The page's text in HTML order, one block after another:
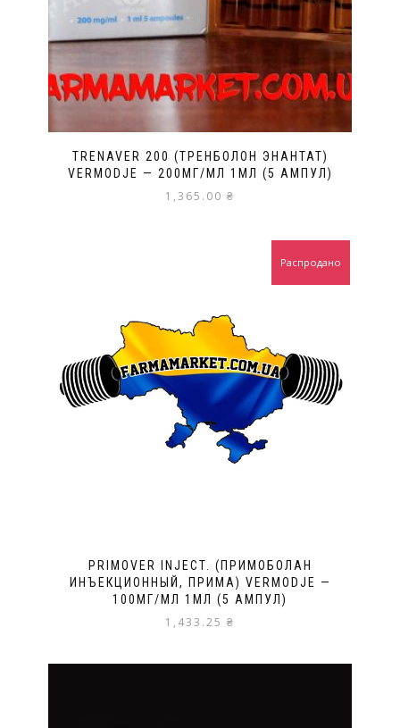
TRENAVER 200 (ТРЕНБОЛОН ЭНАНТАТ)
VERMODJE — 200МГ/МЛ 1МЛ (5 АМПУЛ)
1,365.00 ₴
PRIMOVER INJECT. (ПРИМОБОЛАН
ИНЪЕКЦИОННЫЙ, ПРИМА) VERMODJE —
100МГ/МЛ 1МЛ (5 АМПУЛ)
1,433.25 ₴
Распродано